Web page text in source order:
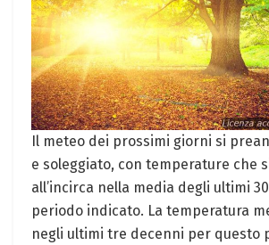
Il meteo dei prossimi giorni si
e soleggiato, con temperature che
all’incirca nella media degli ultimi
periodo indicato. La temperatura
negli ultimi tre decenni per questo